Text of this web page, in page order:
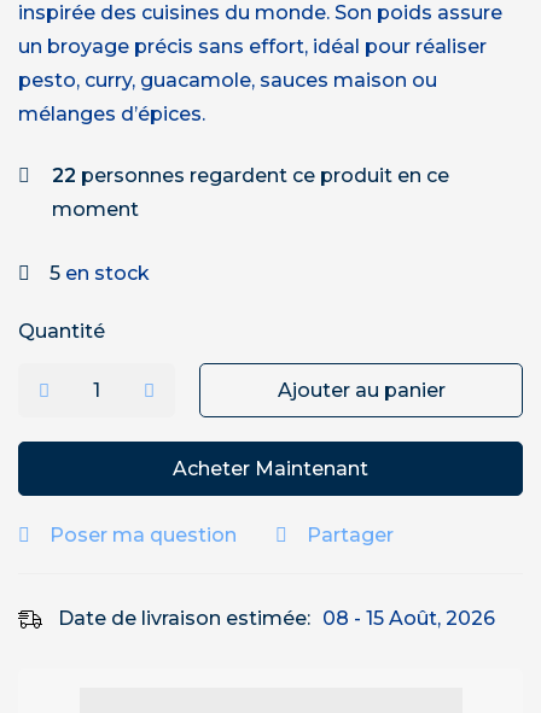
inspirée des cuisines du monde. Son poids assure
un broyage précis sans effort, idéal pour réaliser
pesto, curry, guacamole, sauces maison ou
mélanges d’épices.
22 personnes regardent ce produit en ce
moment
5 en stock
Quantité
Ajouter au panier
Acheter Maintenant
Poser ma question Partager
Date de livraison estimée: 08 - 15 Août, 2026